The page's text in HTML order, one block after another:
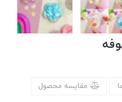
مقایسه محصول